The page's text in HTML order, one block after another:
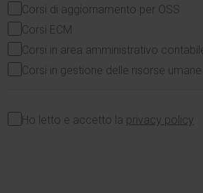
Corsi di aggiornamento per OSS
Corsi ECM
Corsi in area amministrativo
Corsi in gestione delle risorse umane
Ho letto e accetto la privacy policy